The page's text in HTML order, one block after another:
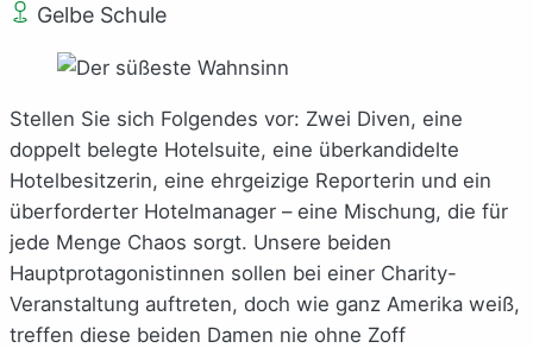
Gelbe Schule
Stellen Sie sich Folgendes vor: Zwei Diven, eine
doppelt belegte Hotelsuite, eine überkandidelte
Hotelbesitzerin, eine ehrgeizige Reporterin und ein
überforderter Hotelmanager – eine Mischung, die für
jede Menge Chaos sorgt. Unsere beiden
Hauptprotagonistinnen sollen bei einer Charity-
Veranstaltung auftreten, doch wie ganz Amerika weiß,
treffen diese beiden Damen nie ohne Zoff